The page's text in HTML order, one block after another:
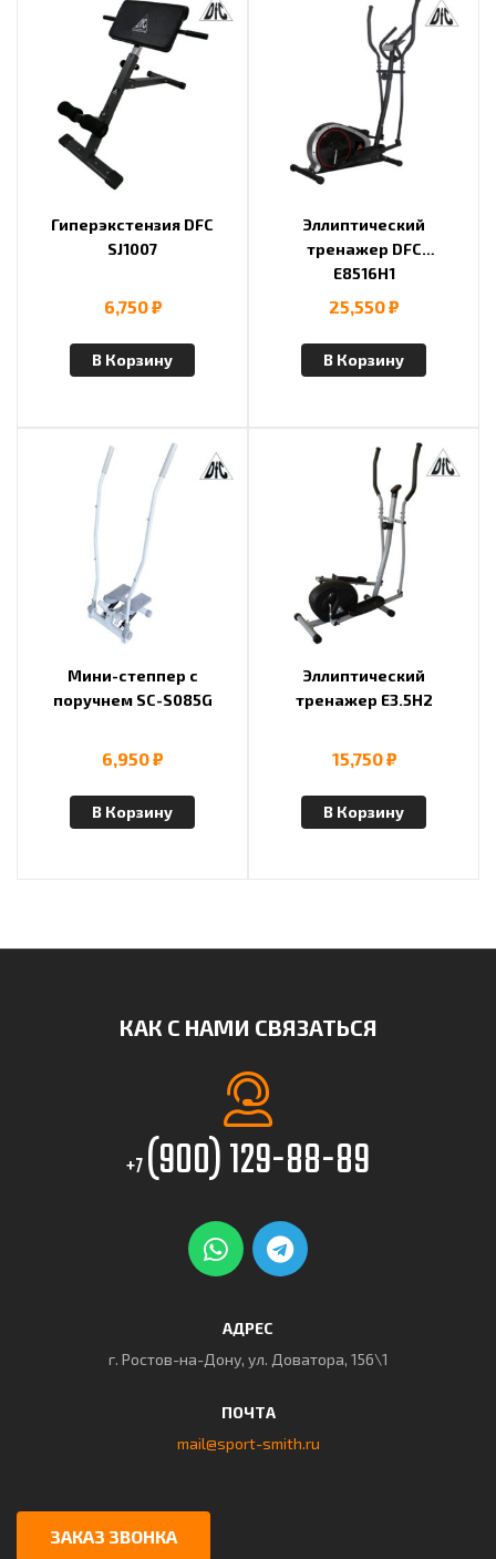
Гиперэкстензия DFC
SJ1007
6,750₽
В Корзину
Эллиптический
тренажер DFC
E8516H1
25,550₽
В Корзину
Мини-степпер с
поручнем SC-S085G
6,950₽
В Корзину
Эллиптический
тренажер E3.5H2
15,750₽
В Корзину
КАК С НАМИ СВЯЗАТЬСЯ
+7(900) 129-88-89
АДРЕС
г. Ростов-на-Дону, ул. Доватора, 156\1
ПОЧТА
mail@sport-smith.ru
ЗАКАЗ ЗВОНКА